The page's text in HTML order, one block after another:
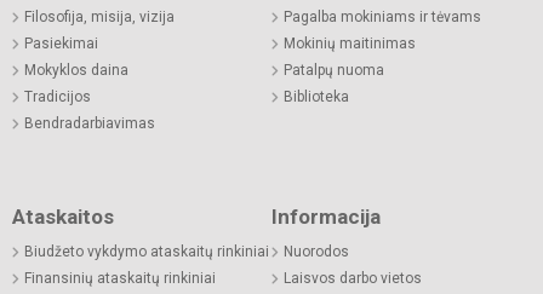
Filosofija, misija, vizija
Pasiekimai
Mokyklos daina
Tradicijos
Bendradarbiavimas
Pagalba mokiniams ir tėvams
Mokinių maitinimas
Patalpų nuoma
Biblioteka
Ataskaitos
Biudžeto vykdymo ataskaitų rinkiniai
Finansinių ataskaitų rinkiniai
Informacija
Nuorodos
Laisvos darbo vietos